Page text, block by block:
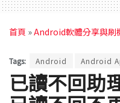
首頁 »Android軟體分享與刷
Tags: Android Android
已讀不回助